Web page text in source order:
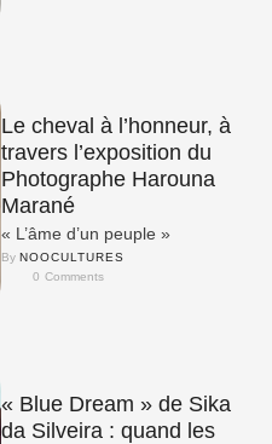
Le cheval à l’honneur, à
travers l’exposition du
Photographe Harouna
Marané
« L’âme d’un peuple »
By NOOCULTURES
0 Comments
« Blue Dream » de Sika
da Silveira : quand les